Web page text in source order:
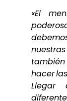
«El
hacer